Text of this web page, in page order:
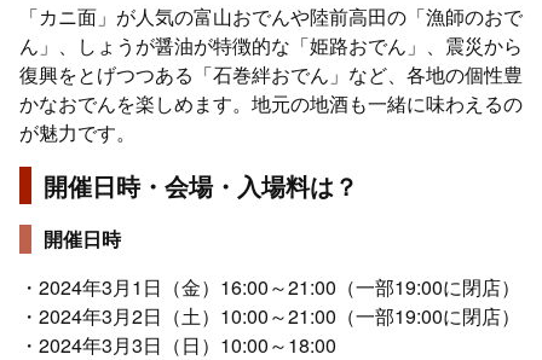
「カニ面」が人気の富山おでんや陸前高田の「漁師のおで
ん」、しょうが醤油が特徴的な「姫路おでん」、震災から
復興をとげつつある「石巻絆おでん」など、各地の個性豊
かなおでんを楽しめます。地元の地酒も一緒に味わえるの
が魅力です。
開催日時・会場・入場料は？
開催日時
・2024年3月1日（金）16:00～21:00（一部19:00に閉店）
・2024年3月2日（土）10:00～21:00（一部19:00に閉店）
・2024年3月3日（日）10:00～18:00